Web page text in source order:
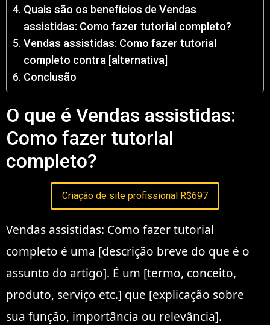
Quais são os benefícios de Vendas
assistidas: Como fazer tutorial completo?
Vendas assistidas: Como fazer tutorial
completo contra [alternativa]
Conclusão
O que é Vendas assistidas:
Como fazer tutorial
completo?
Criação de site profissional R$697
Vendas assistidas: Como fazer tutorial
completo é uma [descrição breve do que é o
assunto do artigo]. É um [termo, conceito,
produto, serviço etc.] que [explicação sobre
sua função, importância ou relevância].